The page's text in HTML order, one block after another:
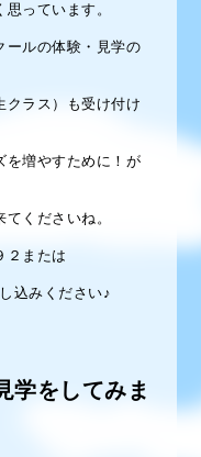
っています。
ールの体験・見学の
ラス）
も受け付け
を増やすために！が
くださいね。
２または
込みください♪
学をしてみま